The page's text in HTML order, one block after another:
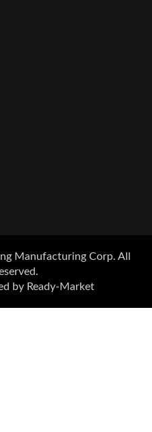
Manufacturing Corp. All
by Ready-Market